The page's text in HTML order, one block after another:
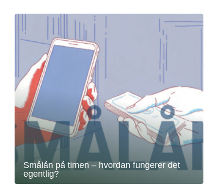
Smålån på timen – hvordan fungerer det
egentlig?